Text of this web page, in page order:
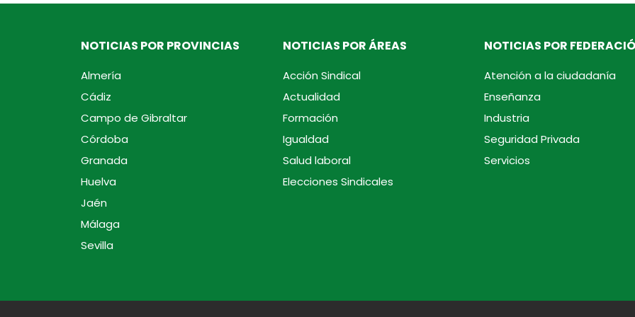
NOTICIAS POR PROVINCIAS
Almería
Cádiz
Campo de Gibraltar
Córdoba
Granada
Huelva
Jaén
Málaga
Sevilla
NOTICIAS POR ÁREAS
Acción Sindical
Actualidad
Formación
Igualdad
Salud laboral
Elecciones Sindicales
NOTICIAS POR
Atención a la ciudadanía
Enseñanza
Industria
Seguridad Privada
Servicios